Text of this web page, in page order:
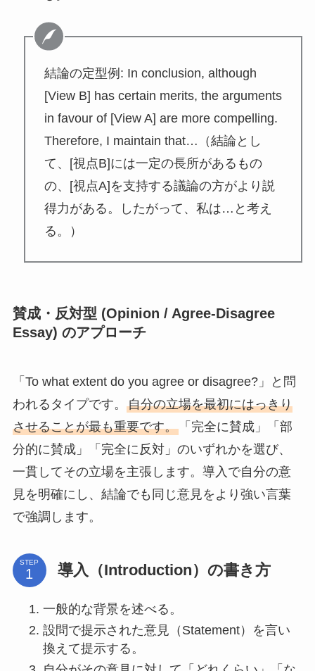
結論の定型例: In conclusion, although
[View B] has certain merits, the arguments
in favour of [View A] are more compelling.
Therefore, I maintain that…（結論とし
て、[視点B]には一定の長所があるもの
の、[視点A]を支持する議論の方がより説
得力がある。したがって、私は…と考え
る。）
賛成・反対型 (Opinion / Agree-Disagree
Essay) のアプローチ
「To what extent do you agree or disagree?」と問
われるタイプです。 自分の立場を最初にはっきり
させることが最も重要です。「完全に賛成」「部
分的に賛成」「完全に反対」のいずれかを選び、
一貫してその立場を主張します。導入で自分の意
見を明確にし、結論でも同じ意見をより強い言葉
で強調します。
STEP 導入（Introduction）の書き方
一般的な背景を述べる。
設問で提示された意見（Statement）を言い
換えて提示する。